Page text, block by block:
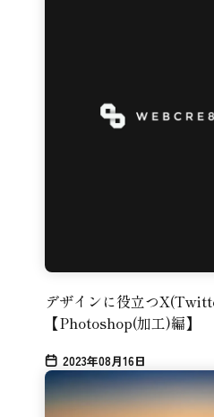
デザインに役立つ
【Photoshop(加工)編】
2023年08月16日